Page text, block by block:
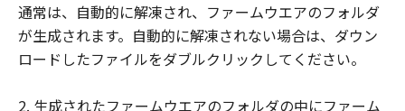
ンソースソフトウェアの使用条件がそれぞ
れ適用されます。
(1) 「本契約」に明示的に定める場合を除
通常は、自動的に解凍され、ファームウエアのフォルダ
が生成されます。自動的に解凍されない場合は、ダウン
ロードしたファイルをダブルクリックしてください。
2. 生成されたファームウエアのフォルダの中にファーム